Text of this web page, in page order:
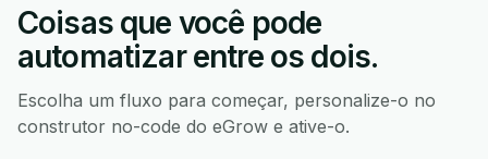
Coisas que você pode
automatizar entre os dois.
Escolha um fluxo para começar, personalize-o no
construtor no-code do eGrow e ative-o.